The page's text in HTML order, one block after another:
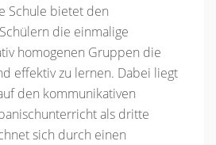
Schule bietet den
die einmalige
homogenen Gruppen die
effektiv zu lernen. Dabei liegt
den kommunikativen
als dritte
sich durch einen